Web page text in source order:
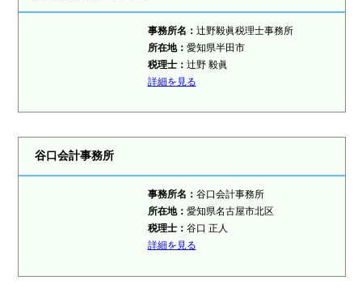
事務所名： 辻野毅眞税理士事務所
所在地： 愛知県半田市
税理士： 辻野 毅眞
詳細を見る
谷口会計事務所
事務所名： 谷口会計事務所
所在地： 愛知県名古屋市北区
税理士： 谷口 正人
詳細を見る